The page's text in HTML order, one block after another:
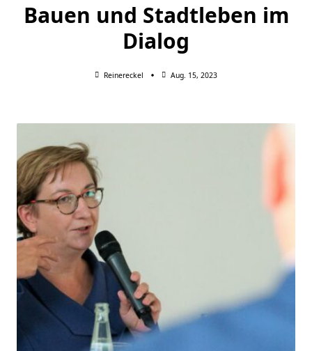
Bauen und Stadtleben im
Dialog
Reinereckel Aug. 15, 2023